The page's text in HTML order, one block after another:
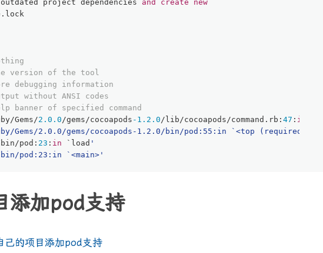
outdated project dependencies and create
new
version of the tool
debugging information
without ANSI codes
banner of specified command
/Gems /2.0 .0 /gems /cocoapods -1.2 .0 /lib /cocoapods /command.rb: 47 : in
Gems/2.0.0/gems/cocoapods-1.2.0/bin/pod:55:in `<top (required)>'
bin /pod: 23 : in `load '
pod:23:in `<main>'
添加pod支持
己的项目添加pod支持